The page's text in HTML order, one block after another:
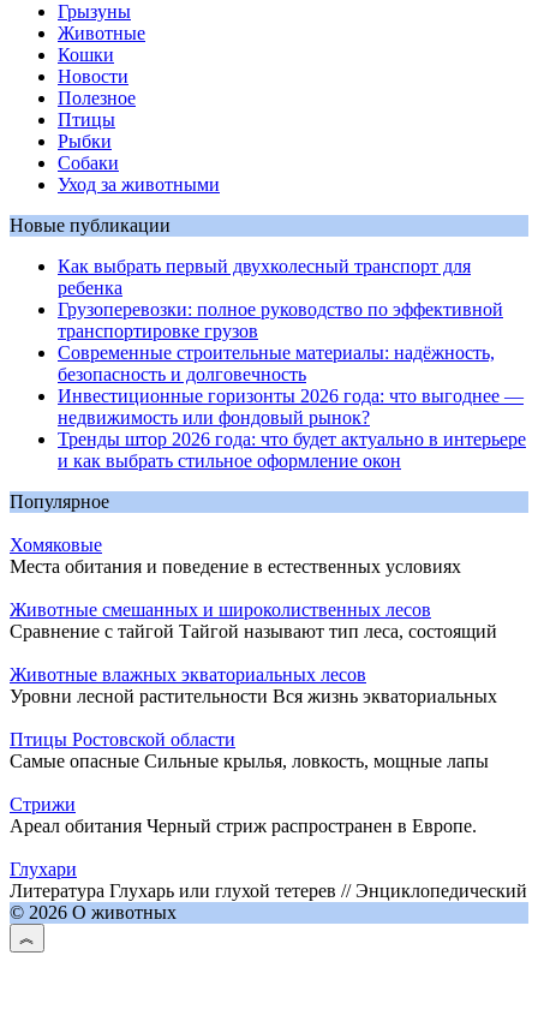
Грызуны
Животные
Кошки
Новости
Полезное
Птицы
Рыбки
Собаки
Уход за животными
Новые публикации
Как выбрать первый двухколесный транспорт для
ребенка
Грузоперевозки: полное руководство по эффективной
транспортировке грузов
Современные строительные материалы: надёжность,
безопасность и долговечность
Инвестиционные горизонты 2026 года: что выгоднее —
недвижимость или фондовый рынок?
Тренды штор 2026 года: что будет актуально в интерьере
и как выбрать стильное оформление окон
Популярное
Хомяковые
Места обитания и поведение в естественных условиях
Животные смешанных и широколиственных лесов
Сравнение с тайгой Тайгой называют тип леса, состоящий
Животные влажных экваториальных лесов
Уровни лесной растительности Вся жизнь экваториальных
Птицы Ростовской области
Самые опасные Сильные крылья, ловкость, мощные лапы
Стрижи
Ареал обитания Черный стриж распространен в Европе.
Глухари
Литература Глухарь или глухой тетерев // Энциклопедический
© 2026 О животных